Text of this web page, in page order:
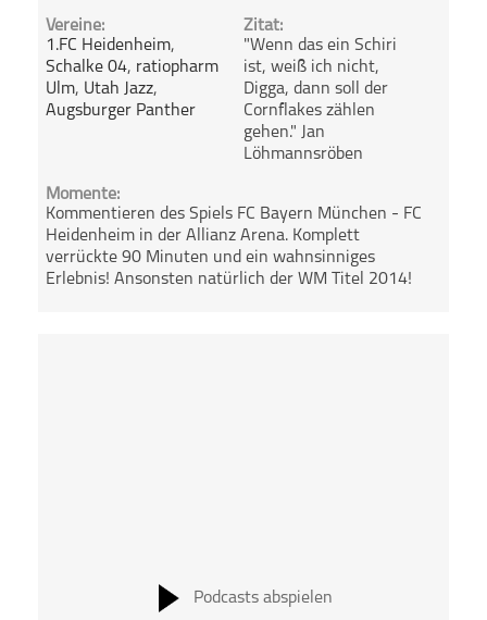
Vereine:
1.FC Heidenheim,
Schalke 04, ratiopharm
Ulm, Utah Jazz,
Augsburger Panther
Zitat:
"Wenn das ein Schiri
ist, weiß ich nicht,
Digga, dann soll der
Cornflakes zählen
gehen." Jan
Löhmannsröben
Momente:
Kommentieren des Spiels FC Bayern München - FC
Heidenheim in der Allianz Arena. Komplett
verrückte 90 Minuten und ein wahnsinniges
Erlebnis! Ansonsten natürlich der WM Titel 2014!
Podcasts abspielen